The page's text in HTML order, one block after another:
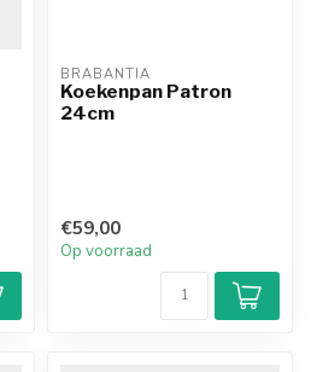
BRABANTIA
Koekenpan Patron
24cm
€59,00
Op voorraad